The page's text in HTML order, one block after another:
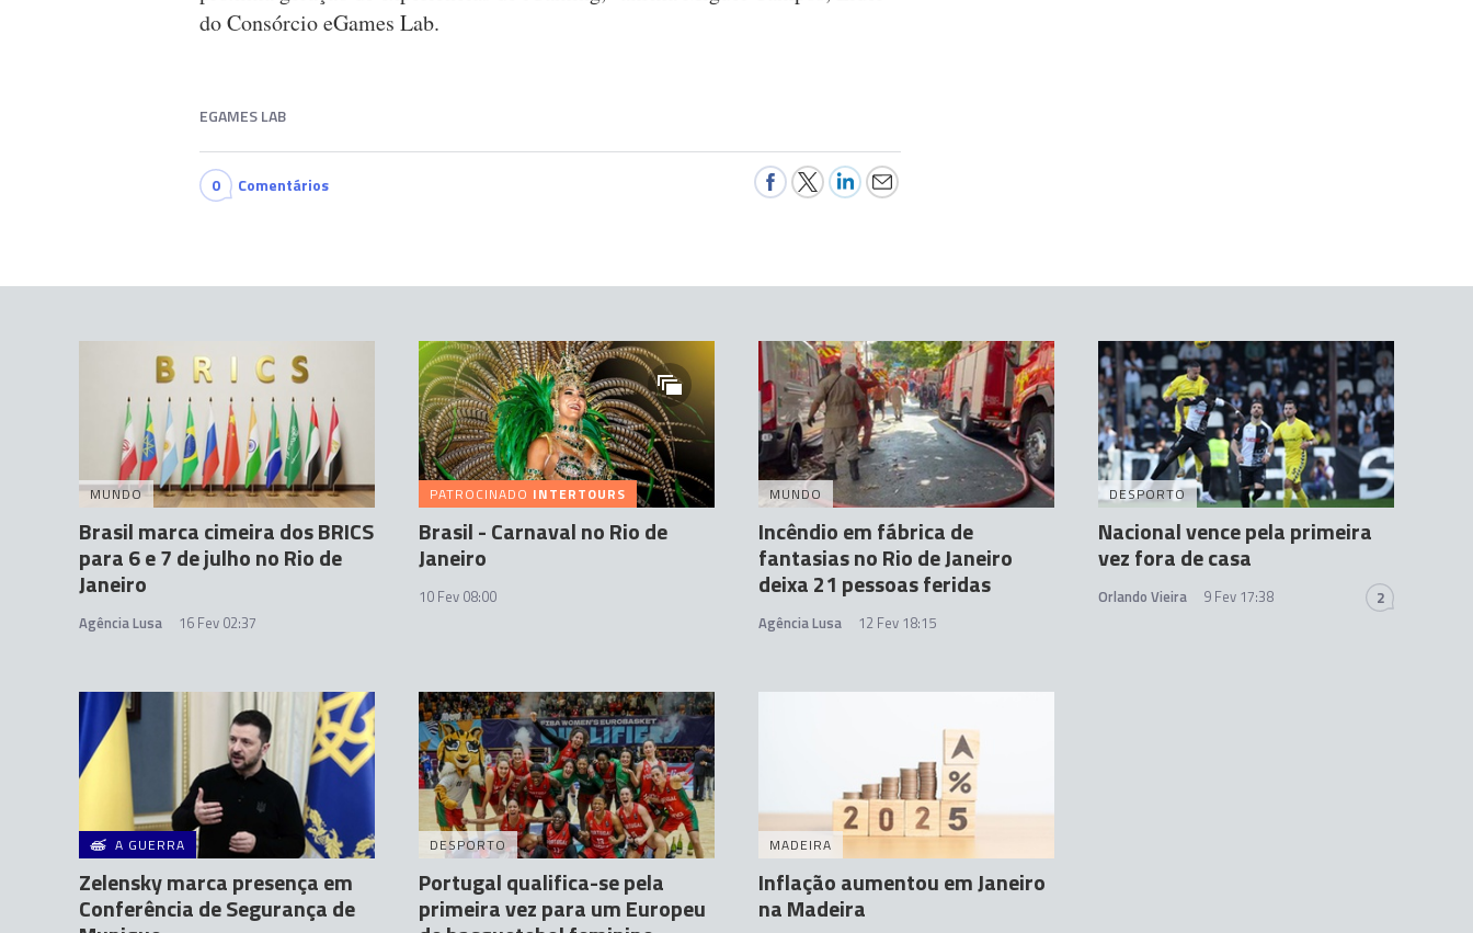
do Consórcio eGames Lab.
EGAMES LAB
0 Comentários
MUNDO
Brasil marca cimeira dos BRICS
para 6 e 7 de julho no Rio de
Janeiro
Agência Lusa 16 Fev 02:37
PATROCINADO INTERTOURS
Brasil - Carnaval no Rio de
Janeiro
10 Fev 08:00
MUNDO
Incêndio em fábrica de
fantasias no Rio de Janeiro
deixa 21 pessoas feridas
Agência Lusa 12 Fev 18:15
DESPORTO
Nacional vence pela primeira
vez fora de casa
Orlando Vieira 9 Fev 17:38 2
A GUERRA
Zelensky marca presença em
Conferência de Segurança de
DESPORTO
Portugal qualifica-se pela
primeira vez para um Europeu
MADEIRA
Inflação aumentou em Janeiro
na Madeira